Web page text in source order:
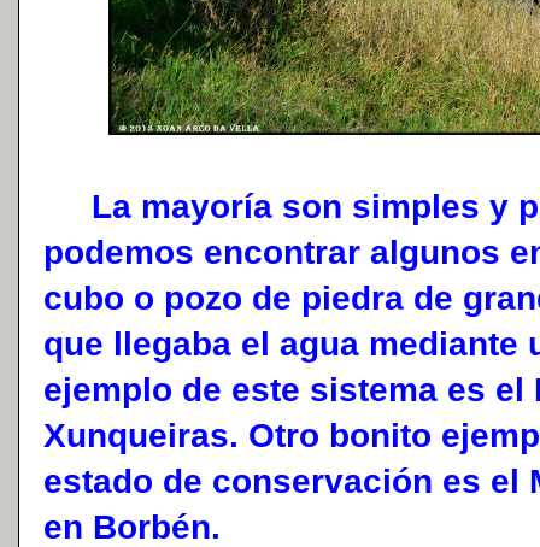
La mayoría son simples y
podemos encontrar algunos
cubo o pozo de piedra de
que llegaba el agua mediante
ejemplo de este sistema es
Xunqueiras. Otro bonito
estado de conservación es el
en Borbén.